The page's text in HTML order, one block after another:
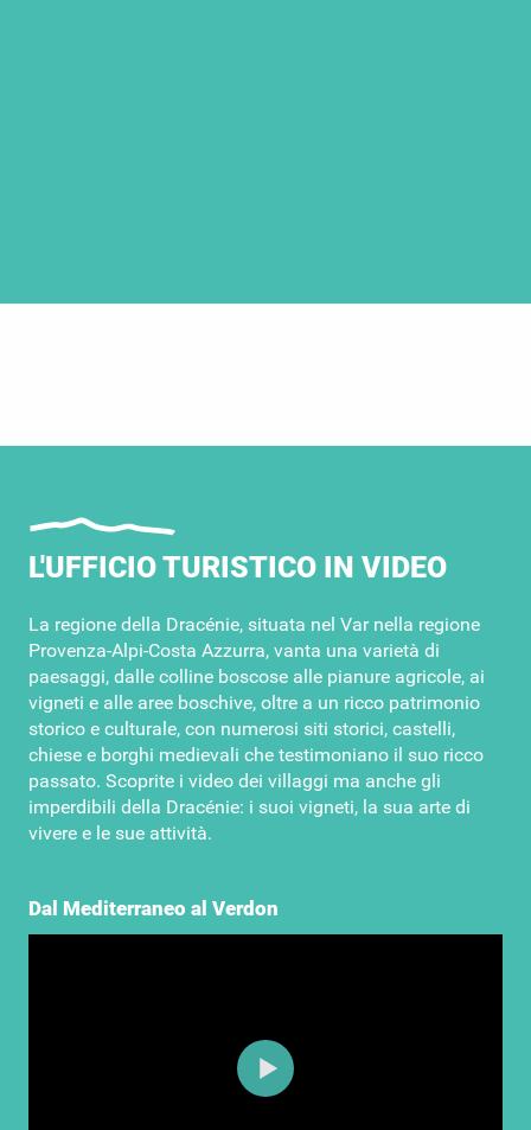
L'UFFICIO TURISTICO IN VIDEO
La regione della Dracénie, situata nel Var nella regione
Provenza-Alpi-Costa Azzurra, vanta una varietà di
paesaggi, dalle colline boscose alle pianure agricole, ai
vigneti e alle aree boschive, oltre a un ricco patrimonio
storico e culturale, con numerosi siti storici, castelli,
chiese e borghi medievali che testimoniano il suo ricco
passato. Scoprite i video dei villaggi ma anche gli
imperdibili della Dracénie: i suoi vigneti, la sua arte di
vivere e le sue attività.
Dal Mediterraneo al Verdon